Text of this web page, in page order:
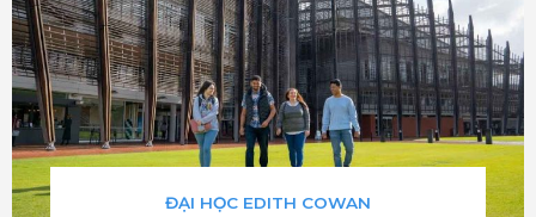
ĐẠI HỌC EDITH COWAN